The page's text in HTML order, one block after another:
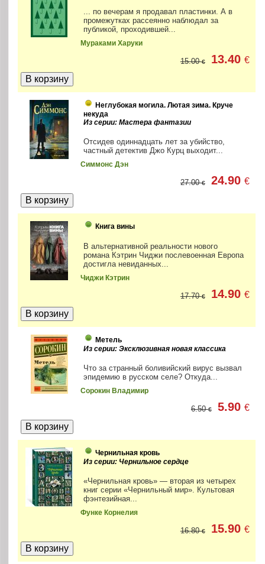
... по вечерам я продавал пластинки. А в
промежутках рассеянно наблюдал за
публикой, проходившей...
Мураками Харуки
15.00€ 13.40€
Неглубокая могила. Лютая зима. Круче
некуда
Из серии: Мастера фантазии
Отсидев одиннадцать лет за убийство,
частный детектив Джо Курц выходит...
Симмонс Дэн
27.00€ 24.90€
Книга вины
В альтернативной реальности нового
романа Кэтрин Чиджи послевоенная Европа
достигла невиданных...
Чиджи Кэтрин
17.70€ 14.90€
Метель
Из серии: Эксклюзивная новая классика
Что за странный боливийский вирус вызвал
эпидемию в русском селе? Откуда...
Сорокин Владимир
6.50€ 5.90€
Чернильная кровь
Из серии: Чернильное сердце
«Чернильная кровь» — вторая из четырех
книг серии «Чернильный мир». Культовая
фэнтезийная...
Функе Корнелия
16.80€ 15.90€